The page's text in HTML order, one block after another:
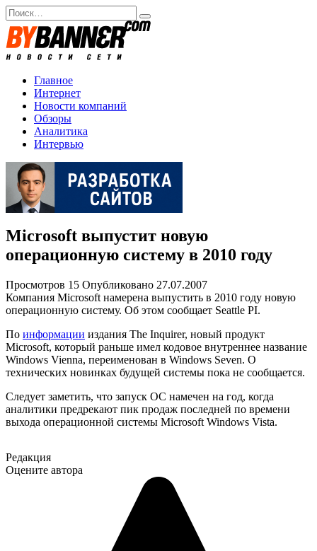
Перейти
к
содержанию
Search
for:
Главное
Интернет
Новости компаний
Обзоры
Аналитика
Интервью
Microsoft выпустит новую
операционную систему в 2010 году
Просмотров 15 Опубликовано 27.07.2007
Компания Microsoft намерена выпустить в 2010 году новую
операционную систему. Об этом сообщает Seattle PI.
По информации издания The Inquirer, новый продукт
Microsoft, который раньше имел кодовое внутреннее название
Windows Vienna, переименован в Windows Seven. О
технических новинках будущей системы пока не сообщается.
Следует заметить, что запуск ОС намечен на год, когда
аналитики предрекают пик продаж последней по времени
выхода операционной системы Microsoft Windows Vista.
Редакция
Оцените автора